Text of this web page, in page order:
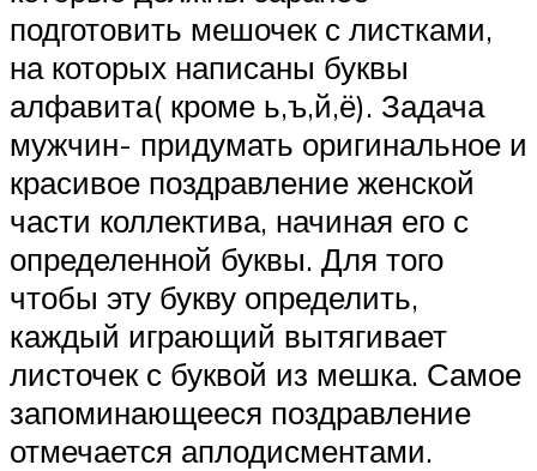
подготовить мешочек с листками,
на которых написаны буквы
алфавита( кроме ь,ъ,й,ё). Задача
мужчин- придумать оригинальное и
красивое поздравление женской
части коллектива, начиная его с
определенной буквы. Для того
чтобы эту букву определить,
каждый играющий вытягивает
листочек с буквой из мешка. Самое
запоминающееся поздравление
отмечается аплодисментами.